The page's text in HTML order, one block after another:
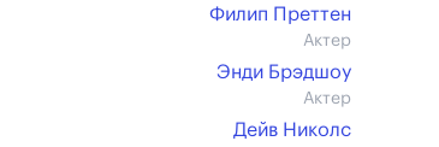
Филип Преттен
Актер
Энди Брэдшоу
Актер
Дейв Николс